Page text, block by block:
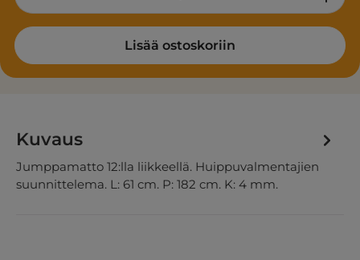
Lisää ostoskoriin
Kuvaus
Jumppamatto 12:lla liikkeellä. Huippuvalmentajien
suunnittelema. L: 61 cm. P: 182 cm. K: 4 mm.